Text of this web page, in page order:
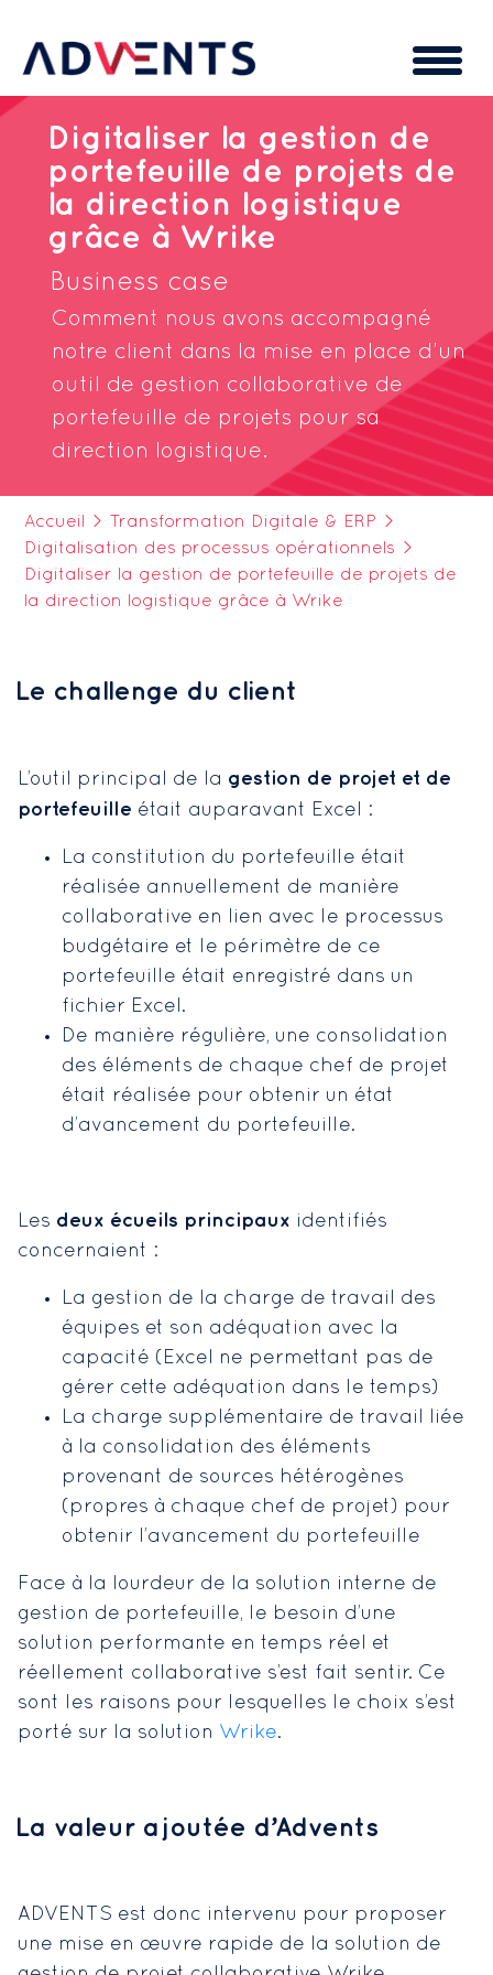
Digitaliser la gestion de
portefeuille de projets de
la direction logistique
grâce à Wrike
Business case
Comment nous avons accompagné
notre client dans la mise en place d’un
outil de gestion collaborative de
portefeuille de projets pour sa
direction logistique.
Accueil > Transformation Digitale & ERP
>
Digitalisation des processus opérationnels
>
Digitaliser la gestion de portefeuille de projets de
la direction logistique grâce à Wrike
Le challenge du client
L’outil principal de la gestion de projet et de
portefeuille était auparavant Excel :
La constitution du portefeuille était
réalisée annuellement de manière
collaborative en lien avec le processus
budgétaire et le périmètre de ce
portefeuille était enregistré dans un
fichier Excel.
De manière régulière, une consolidation
des éléments de chaque chef de projet
était réalisée pour obtenir un état
d’avancement du portefeuille.
Les deux écueils principaux identifiés
concernaient :
La gestion de la charge de travail des
équipes et son adéquation avec la
capacité (Excel ne permettant pas de
gérer cette adéquation dans le temps)
La charge supplémentaire de travail liée
à la consolidation des éléments
provenant de sources hétérogènes
(propres à chaque chef de projet) pour
obtenir l’avancement du portefeuille
Face à la lourdeur de la solution interne de
gestion de portefeuille, le besoin d’une
solution performante en temps réel et
réellement collaborative s’est fait sentir. Ce
sont les raisons pour lesquelles le choix s’est
porté sur la solution Wrike.
La valeur ajoutée d’Advents
ADVENTS est donc intervenu pour proposer
une mise en œuvre rapide de la solution de